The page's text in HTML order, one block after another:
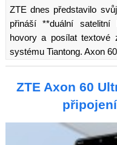
ZTE dnes představilo
přináší **duální satelitní
hovory a posílat textové
systému Tiantong. Axon
ZTE Axon 60